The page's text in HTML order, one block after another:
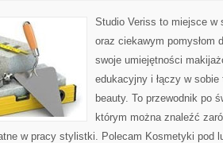
Studio Veriss to miejsce w
oraz ciekawym pomysłom
swoje umiejętności
edukacyjny i łączy w
beauty. To przewodnik po
którym można znaleźć
w pracy stylistki. Polecam Kosmetyki pod